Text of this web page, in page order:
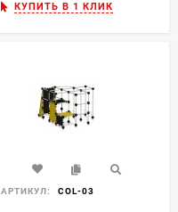
КУПИТЬ В 1 КЛИК
АРТИКУЛ: СОL-03